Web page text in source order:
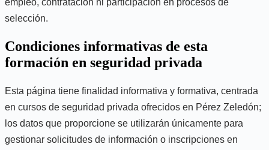
empleo, contratación ni participación en procesos de
selección.
Condiciones informativas de esta
formación en seguridad privada
Esta página tiene finalidad informativa y formativa, centrada
en cursos de seguridad privada ofrecidos en Pérez Zeledón;
los datos que proporcione se utilizarán únicamente para
gestionar solicitudes de información o inscripciones en